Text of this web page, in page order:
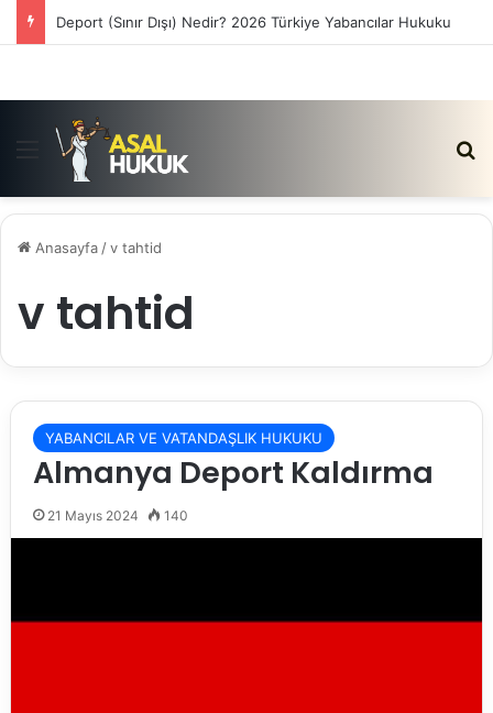
Deport (Sınır Dışı) Nedir? 2026 Türkiye Yabancılar Hukuku
Menü
Anasayfa /v tahtid
v tahtid
YABANCILAR VE VATANDAŞLIK HUKUKU
Almanya Deport Kaldırma
21 Mayıs 2024 140